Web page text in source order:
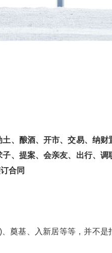
、酿酒、开市、交易、纳财
、提案、会亲友、出行、调
合同
奠基、入新居等等，并不是